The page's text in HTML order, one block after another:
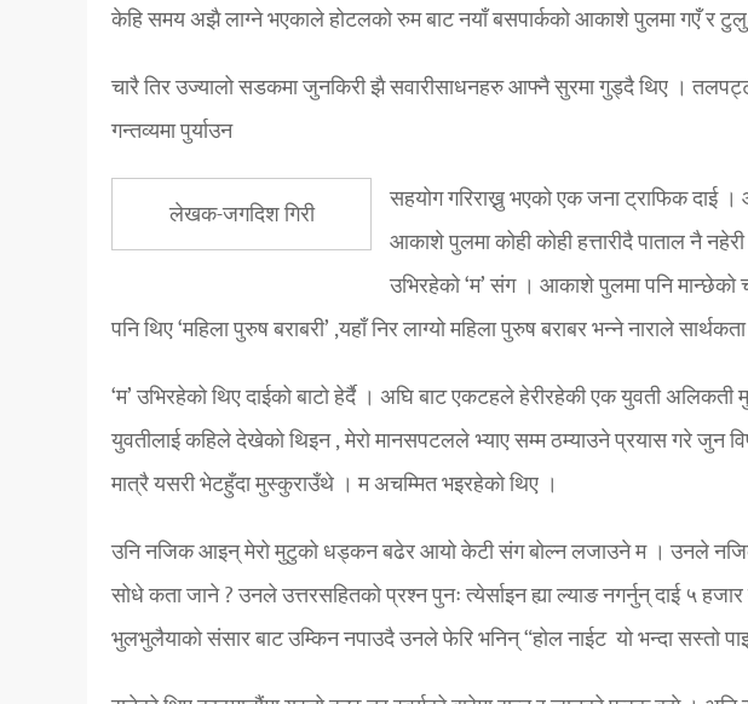
केहि समय अझै लाग्ने भएकाले होटलको रुम बाट नयाँ बसपार्कको आकाशे पुलमा गएँ र
चारै तिर उज्यालो सडकमा जुनकिरी झै सवारीसाधनहरु आफ्नै सुरमा गुड्दै थिए ।
गन्तव्यमा पुर्याउन
लेखक-जगदिश गिरी
सहयोग गरिराख्नु भएको एक जना ट्राफिक दाई
आकाशे पुलमा कोही कोही हत्तारीदै पाताल नै
उभिरहेको ‘म’ संग । आकाशे पुलमा पनि
पनि थिए ‘महिला पुरुष बराबरी’ ,यहाँ निर लाग्यो महिला पुरुष बराबर भन्ने नाराले
‘म’ उभिरहेको थिए दाईको बाटो हेर्दै । अघि बाट एकटहले हेरीरहेकी एक युवती
युवतीलाई कहिले देखेको थिइन , मेरो मानसपटलले भ्याए सम्म ठम्याउने प्रयास गरे जुन
मात्रै यसरी भेटहुँदा मुस्कुराउँथे । म अचम्मित भइरहेको थिए ।
उनि नजिक आइन् मेरो मुटुको धड्कन बढेर आयो केटी संग बोल्न लजाउने म । उनले
सोधे कता जाने ? उनले उत्तरसहितको प्रश्न पुनः त्येर्साइन ह्या ल्याङ नगर्नुन् दाई ५
भुलभुलैयाको संसार बाट उम्किन नपाउदै उनले फेरि भनिन् “होल नाईट यो भन्दा सस्तो